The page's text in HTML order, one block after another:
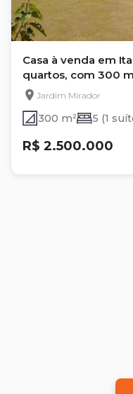
Casa à venda em
quartos, com 300
Jardim Mirador
300 m² 5 (1
R$ 2.500.000